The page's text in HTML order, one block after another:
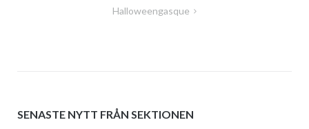
Halloweengasque
SENASTE NYTT FRÅN SEKTIONEN